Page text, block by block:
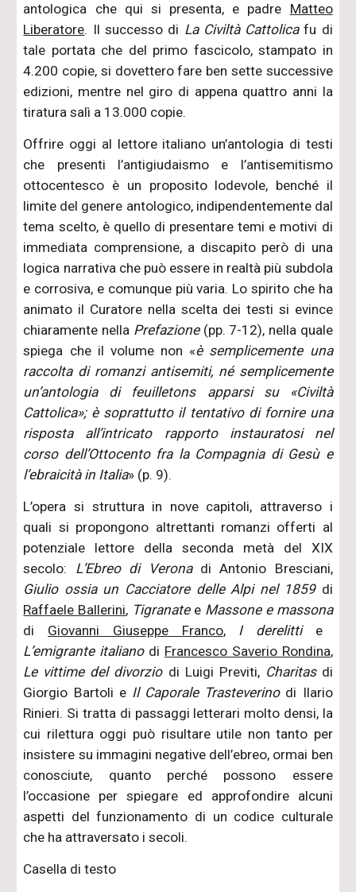
antologica che qui si presenta, e padre Matteo
Liberatore. Il successo di La Civiltà Cattolicafu di
tale portata che del primo fascicolo, stampato in
4.200 copie, si dovettero fare ben sette successive
edizioni, mentre nel giro di appena quattro anni la
tiratura salì a 13.000 copie.
Offrire oggi al lettore italiano un’antologia di testi
che presenti l’antigiudaismo e l’antisemitismo
ottocentesco è un proposito lodevole, benché il
limite del genere antologico, indipendentemente dal
tema scelto, è quello di presentare temi e motivi di
immediata comprensione, a discapito però di una
logica narrativa che può essere in realtà più subdola
e corrosiva, e comunque più varia. Lo spirito che ha
animato il Curatore nella scelta dei testi si evince
chiaramente nella Prefazione(pp. 7-12), nella quale
spiega che il volume non «è semplicemente una
raccolta di romanzi antisemiti, né semplicemente
un’antologia di feuilletons apparsi su «Civiltà
Cattolica»; è soprattutto il tentativo di fornire una
risposta all’intricato rapporto instauratosi nel
corso dell’Ottocento fra la Compagnia di Gesù e
l’ebraicità in Italia» (p. 9).
L’opera si struttura in nove capitoli, attraverso i
quali si propongono altrettanti romanzi offerti al
potenziale lettore della seconda metà del XIX
secolo: L’Ebreo di Veronadi Antonio Bresciani,
Giulio ossia un Cacciatore delle Alpi nel 1859di
Raffaele Ballerini, Tigranatee Massone e massona
di Giovanni Giuseppe Franco, I derelittie
L’emigrante italianodi Francesco Saverio Rondina,
Le vittime del divorziodi Luigi Previti, Charitasdi
Giorgio Bartoli e Il Caporale Trasteverinodi Ilario
Rinieri. Si tratta di passaggi letterari molto densi, la
cui rilettura oggi può risultare utile non tanto per
insistere su immagini negative dell’ebreo, ormai ben
conosciute, quanto perché possono essere
l’occasione per spiegare ed approfondire alcuni
aspetti del funzionamento di un codice culturale
che ha attraversato i secoli.
Casella di testo